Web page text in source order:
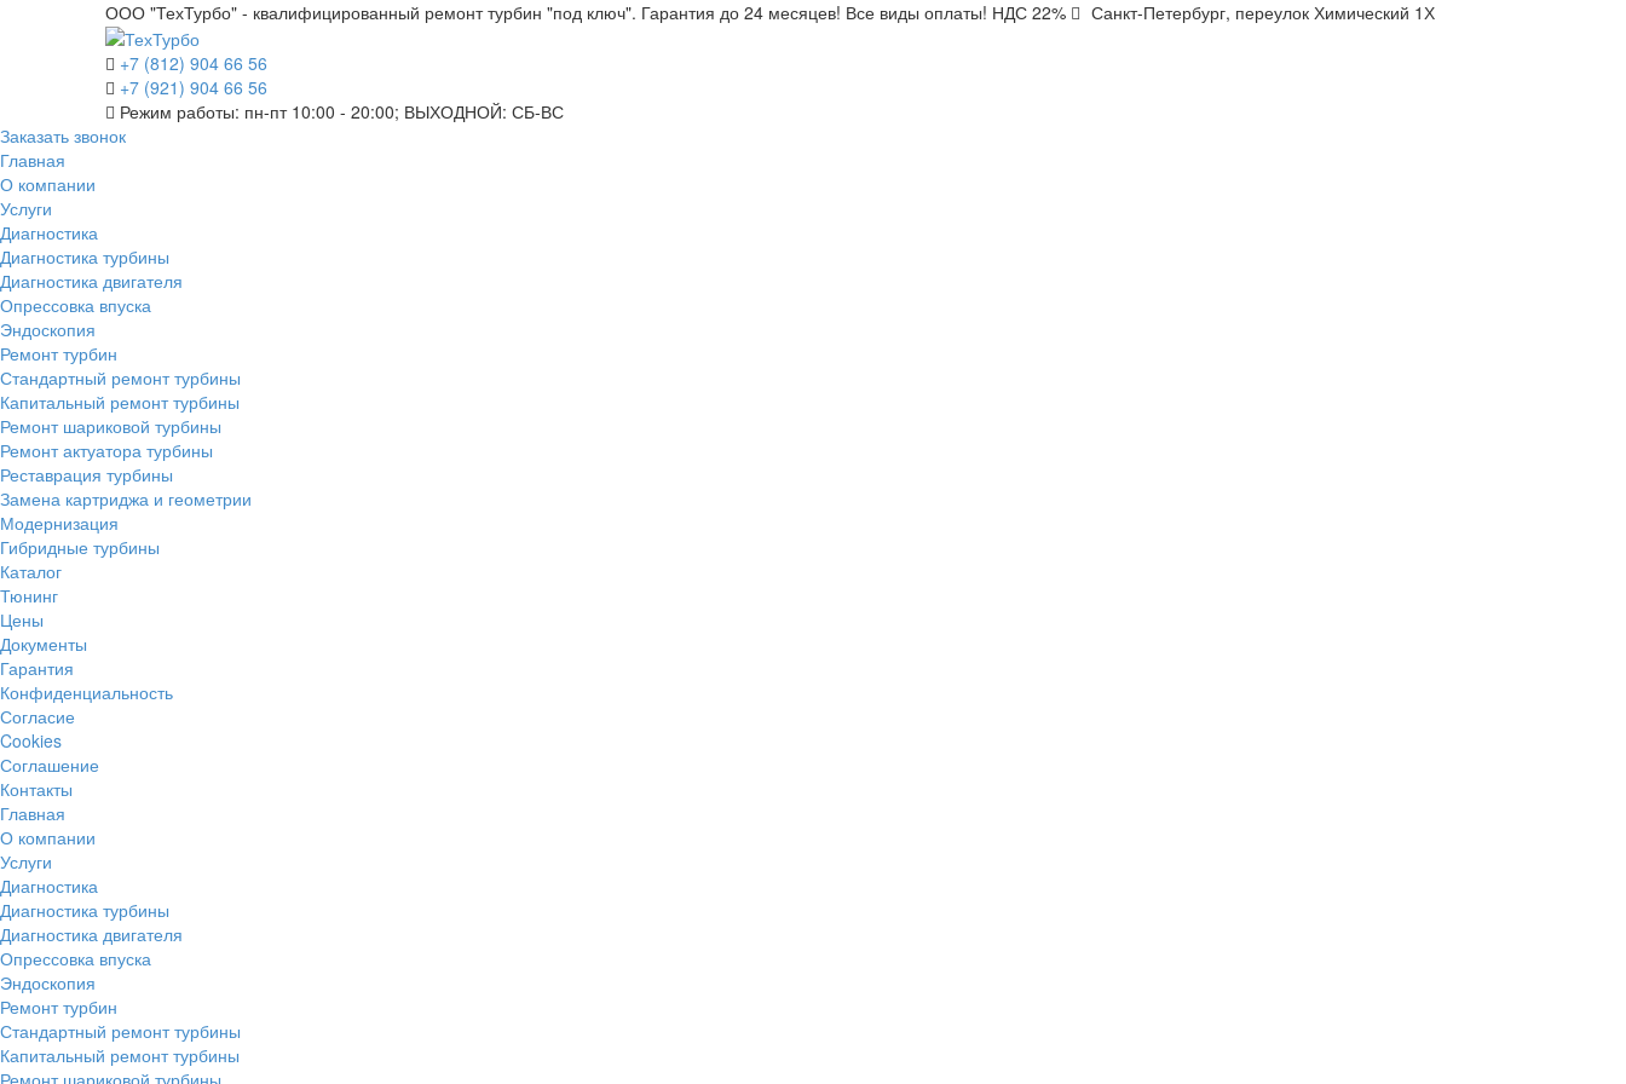
ООО "ТехТурбо" - квалифицированный ремонт турбин "под ключ". Гарантия до 24 месяцев! Все виды оплаты! НДС 22% Санкт-Петербург, переулок Химический 1Х
+7 (812) 904 66 56
+7 (921) 904 66 56
Режим работы: пн-пт 10:00 - 20:00; ВЫХОДНОЙ: СБ-ВС
Заказать звонок
Главная
О компании
Услуги
Диагностика
Диагностика турбины
Диагностика двигателя
Опрессовка впуска
Эндоскопия
Ремонт турбин
Стандартный ремонт турбины
Капитальный ремонт турбины
Ремонт шариковой турбины
Ремонт актуатора турбины
Реставрация турбины
Замена картриджа и геометрии
Модернизация
Гибридные турбины
Каталог
Тюнинг
Цены
Документы
Гарантия
Конфиденциальность
Согласие
Cookies
Соглашение
Контакты
Главная
О компании
Услуги
Диагностика
Диагностика турбины
Диагностика двигателя
Опрессовка впуска
Эндоскопия
Ремонт турбин
Стандартный ремонт турбины
Капитальный ремонт турбины